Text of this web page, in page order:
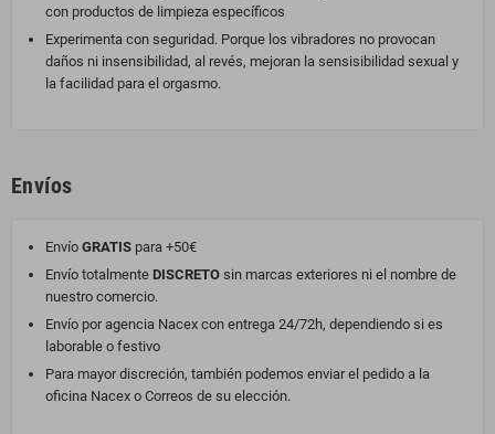
con productos de limpieza específicos
Experimenta con seguridad. Porque los vibradores no provocan
daños ni insensibilidad, al revés, mejoran la sensisibilidad sexual y
la facilidad para el orgasmo.
Envíos
Envío GRATIS para +50€
Envío totalmente DISCRETO sin marcas exteriores ni el nombre de
nuestro comercio.
Envío por agencia Nacex con entrega 24/72h, dependiendo si es
laborable o festivo
Para mayor discreción, también podemos enviar el pedido a la
oficina Nacex o Correos de su elección.